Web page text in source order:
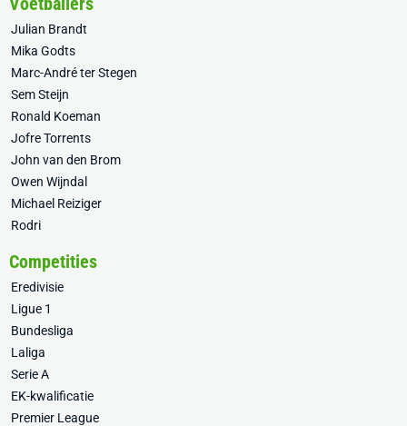
Julian Brandt
Mika Godts
Marc-André ter Stegen
Sem Steijn
Ronald Koeman
Jofre Torrents
John van den Brom
Owen Wijndal
Michael Reiziger
Rodri
Competities
Eredivisie
Ligue 1
Bundesliga
Laliga
Serie A
EK-kwalificatie
Premier League